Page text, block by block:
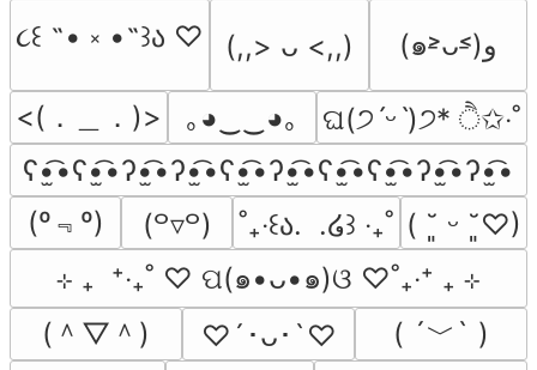
૮꒰ ˶• ༝ •˶꒱ა ♡
(,,> ᴗ <,,) (๑˃̵ᴗ˂̵)و
<(．＿．)> ｡◕‿‿◕｡
ଘ(੭ˊᵕˋ)੭* ੈ✩‧˚
ʕ•̫͡•ʕ•̫͡•ʔ•̫͡•ʔ•̫͡•ʕ•̫͡•ʔ•̫͡•ʕ•̫͡•ʕ•̫͡•ʔ•̫͡•ʔ•̫͡•
(º﹃º)
(꒪▿꒪) ˚₊‧꒰ა.  .໒꒱ ‧₊˚ ( ˘͈ ᵕ ˘͈♡)
⊹ ₊  ⁺‧₊˚ ♡ ପ(๑•ᴗ•๑)ଓ ♡˚₊‧⁺ ₊ ⊹
(＾▽＾)
♡´･ᴗ･`♡
( ´﹀` )